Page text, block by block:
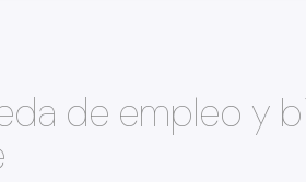
de empleo y